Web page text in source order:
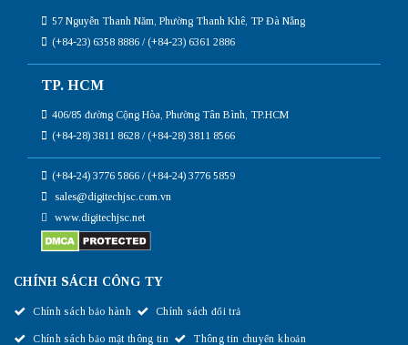
57 Nguyễn Thanh Năm, Phường Thanh Khê, TP Đà Nẵng
(+84-23) 6358 8886 / (+84-23) 6361 2886
TP. HCM
406/85 đường Cộng Hòa, Phường Tân Bình, TP.HCM
(+84-28) 3811 8628 / (+84-28) 3811 8566
(+84-24) 3776 5866 / (+84-24) 3776 5859
sales@digitechjsc.com.vn
www.digitechjsc.net
CHÍNH SÁCH CÔNG TY
Chính sách bảo hành Chính sách đổi trả
Chính sách bảo mật thông tin Thông tin chuyển khoản